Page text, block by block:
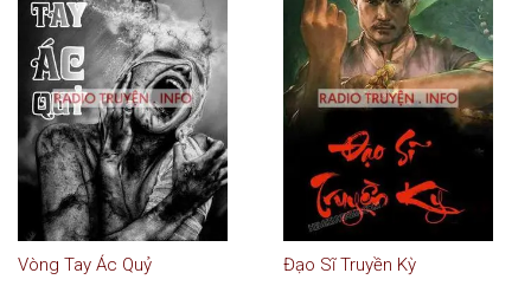
Vòng Tay Ác Quỷ Đạo Sĩ Truyền Kỳ